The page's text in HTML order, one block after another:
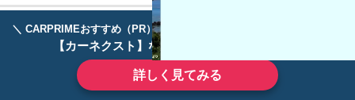
＼ CARPRIMEおすすめ（PR） ／
【カーネクスト】ならどんなクルマも高価買取
詳しく見てみる